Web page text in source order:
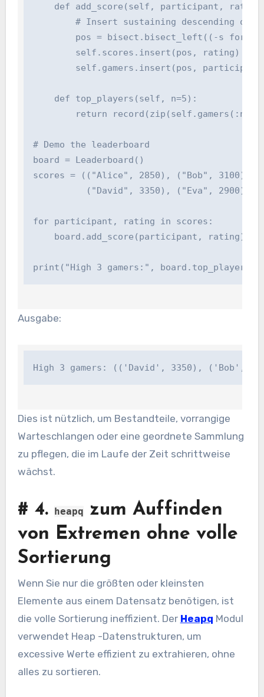
def add_score(self, participant,
# Insert sustaining descending
pos = bisect.bisect_left((-s for s
        self.scores.insert(pos, rating)
self.gamers.insert(pos,
    def top_players(self, n=5):
return record(zip(self.gamers(:n),
# Demo the leaderboard
board = Leaderboard()
scores = (("Alice", 2850), ("Bob", 3100),
          ("David", 3350), ("Eva", 2900))
for participant, rating in scores:
    board.add_score(participant, rating)
print("High 3 gamers:",
Ausgabe:
High 3 gamers: (('David', 3350), ('Bob',
Dies ist nützlich, um Bestandteile, vorrangige
Warteschlangen oder eine geordnete Sammlung
zu pflegen, die im Laufe der Zeit schrittweise
wächst.
# 4. heapq
zum Auffinden
von Extremen ohne volle
Sortierung
Wenn Sie nur die größten oder kleinsten
Elemente aus einem Datensatz benötigen, ist
die volle Sortierung ineffizient. Der Heapq Modul
verwendet Heap -Datenstrukturen, um
excessive Werte effizient zu extrahieren, ohne
alles zu sortieren.